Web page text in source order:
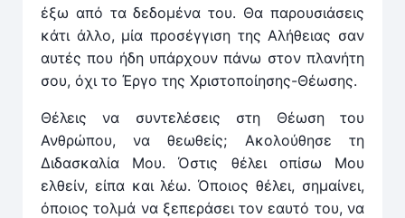
έξω από τα δεδομένα του. Θα παρουσιάσεις
κάτι άλλο, μία προσέγγιση της Αλήθειας σαν
αυτές που ήδη υπάρχουν πάνω στον πλανήτη
σου, όχι το Έργο της Χριστοποίησης-Θέωσης.
Θέλεις να συντελέσεις στη Θέωση του
Ανθρώπου, να θεωθείς; Ακολούθησε τη
Διδασκαλία Μου. Όστις θέλει οπίσω Μου
ελθείν, είπα και λέω. Όποιος θέλει, σημαίνει,
όποιος τολμά να ξεπεράσει τον εαυτό του, να